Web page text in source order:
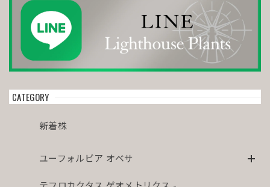
CATEGORY
新着株
ユーフォルビア オベサ